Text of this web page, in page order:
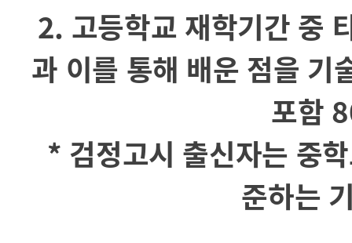
2. 고등학교 재학기간 중
과 이를 통해 배운 점을 기
포함
* 검정고시 출신자는 중
준하는